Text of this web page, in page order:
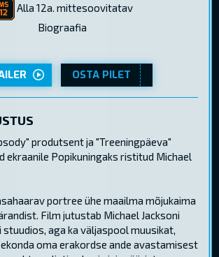
Alla 12a. mittesoovitatav
Biograafia
OSTA PILET
produtsent ja "Treeningpäeva"
ekraanile Popikuningaks ristitud Michael
portree ühe maailma mõjukaima
Film jutustab Michael Jacksoni
stuudios, aga ka väljaspool muusikat,
oma erakordse ande avastamisest